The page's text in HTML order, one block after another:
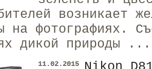
возникает
на фотографиях.
дикой природы ...
11.02.2015